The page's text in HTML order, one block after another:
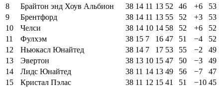
8
Брайтон энд Хоув Альбион 38 14 11 13 52 46 +6
53
9
Брентфорд 38 14 11 13 55 52 +3
53
10
Челси 38 14 10 14 58 52 +6
52
11
Фулхэм 38 15 7 16 47 51 −4
52
12
Ньюкасл Юнайтед 38 14 7 17 53 55 −2
49
13
Эвертон 38 13 10 15 47 50 −3
49
14
Лидс Юнайтед 38 11 14 13 49 56 −7
47
15
Кристал Пэлас 38 11 12 15 41 51 −10 45